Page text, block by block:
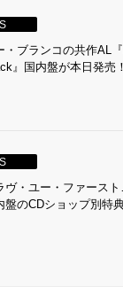
・ブランコの共作AL
』国内盤が本日発売！
ヴ・ユー・ファース
のCDショップ別特